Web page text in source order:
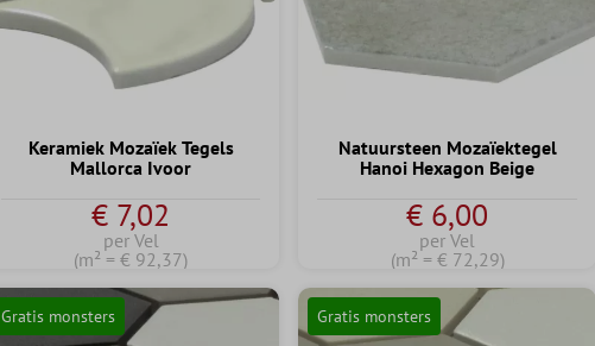
Keramiek Mozaïek Tegels
Mallorca Ivoor
€ 7,02
per Vel
(m² = € 92,37)
Natuursteen Mozaïektegel
Hanoi Hexagon Beige
€ 6,00
per Vel
(m² = € 72,29)
Gratis monsters Gratis monsters